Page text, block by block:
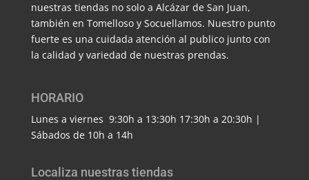
nuestras tiendas no solo a Alcázar de San Juan,
también en Tomelloso y Socuellamos. Nuestro punto
fuerte es una cuidada atención al publico junto con
la calidad y variedad de nuestras prendas.
HORARIO
Lunes a viernes 9:30h a 13:30h 17:30h a 20:30h |
Sábados de 10h a 14h
Localiza nuestras tiendas